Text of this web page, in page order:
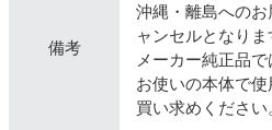
備考
沖縄・離島への
ャンセルとなりま
メーカー純正品
お使いの本体で
買い求めください